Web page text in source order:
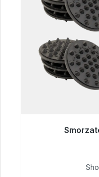
Pronto per la